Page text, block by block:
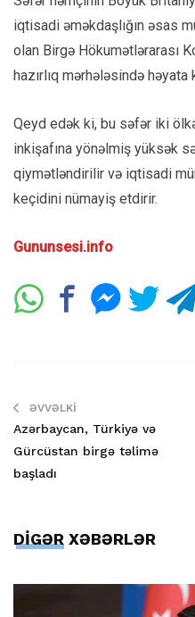
iqtisadi əməkdaşlığın əsas
olan Birgə Hökumətlərarası
hazırlıq mərhələsində həyata
Qeyd edək ki, bu səfər iki
inkişafına yönəlmiş yüksək
qiymətləndirilir və iqtisadi
keçidini nümayiş etdirir.
Gununsesi.info
ƏVVƏLKI
Azərbaycan, Türkiyə və
Gürcüstan birgə təlimə
başladı
DİGƏR XƏBƏRLƏR